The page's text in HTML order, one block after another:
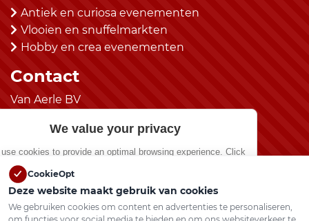
Antiek en curiosa evenementen
Vlooien en snuffelmarkten
Hobby en crea evenementen
Contact
Van Aerle BV
kantoor@vanaerlebv.nl
Social Media
We value your privacy
cookies to provide an optimal browsing experience. Click
Show preferences
CookieOpt
Deze website maakt gebruik van cookies
We gebruiken cookies om content en advertenties te personaliseren,